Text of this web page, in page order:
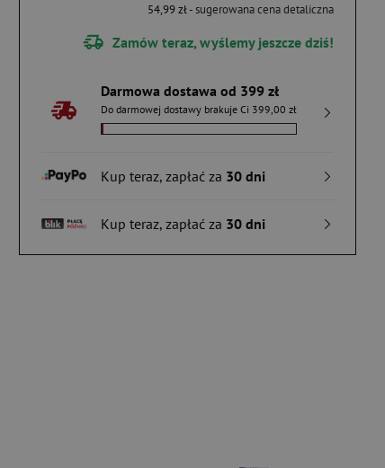
54,99 zł- sugerowana cena detaliczna
Zamów teraz, wyślemy jeszcze dziś!
Darmowa dostawa od 399 zł
Do darmowej dostawy brakuje Ci 399,00 zł
Kup teraz, zapłać za 30 dni
Kup teraz, zapłać za 30 dni